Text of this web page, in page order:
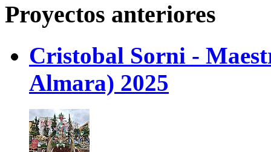
Proyectos anteriores
Cristobal Sorni -
Almara) 2025